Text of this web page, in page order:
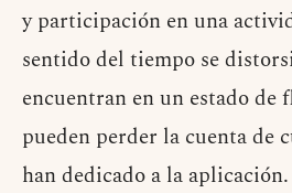
y participación en una
sentido del tiempo se
encuentran en un estado de
pueden perder la cuenta de
han dedicado a la